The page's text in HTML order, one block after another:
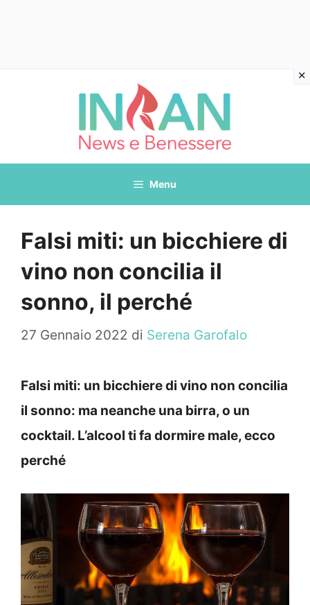
Menu
Falsi miti: un bicchiere di
vino non concilia il
sonno, il perché
27 Gennaio 2022 di Serena Garofalo
Falsi miti: un bicchiere di vino non concilia
il sonno: ma neanche una birra, o un
cocktail. L’alcool ti fa dormire male, ecco
perché